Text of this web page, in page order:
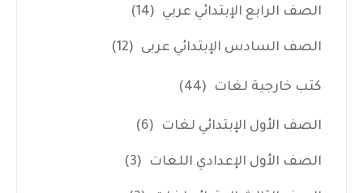
الصف الرابع الإبتدائي عربي (14)
الصف السادس الإبتدائي عربى (12)
كتب خارجية لغات (44)
الصف الأول الإبتدائي لغات (6)
الصف الأول الإعدادي اللغات (3)